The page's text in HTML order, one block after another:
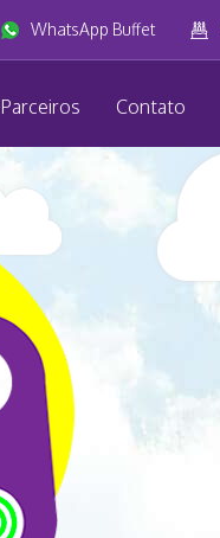
WhatsApp Buffet
Parceiros Contato